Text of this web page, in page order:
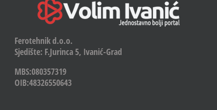
Ferotehnik d.o.o.
Sjedište: F.Jurinca 5, Ivanić-Grad
MBS:080357319
OIB:48326550643